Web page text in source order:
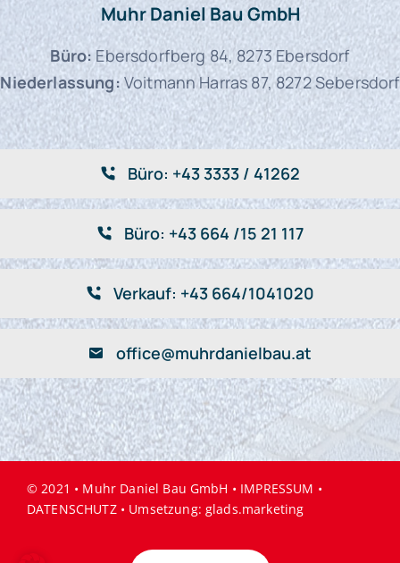
Muhr Daniel Bau GmbH
Büro: Ebersdorfberg 84, 8273 Ebersdorf
Niederlassung: Voitmann Harras 87, 8272 Sebersdorf
Büro: +43 3333 / 41262
Büro: +43 664 /15 21 117
Verkauf: +43 664/1041020
office@muhrdanielbau.at
© 2021 • Muhr Daniel Bau GmbH • IMPRESSUM •
DATENSCHUTZ• Umsetzung: glads.marketing